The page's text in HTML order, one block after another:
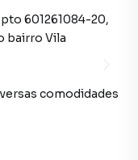
601261084-20,
bairro Vila
comodidades